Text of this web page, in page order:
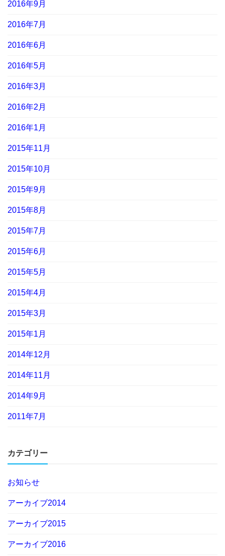
2016年9月
2016年7月
2016年6月
2016年5月
2016年3月
2016年2月
2016年1月
2015年11月
2015年10月
2015年9月
2015年8月
2015年7月
2015年6月
2015年5月
2015年4月
2015年3月
2015年1月
2014年12月
2014年11月
2014年9月
2011年7月
カテゴリー
お知らせ
アーカイブ2014
アーカイブ2015
アーカイブ2016